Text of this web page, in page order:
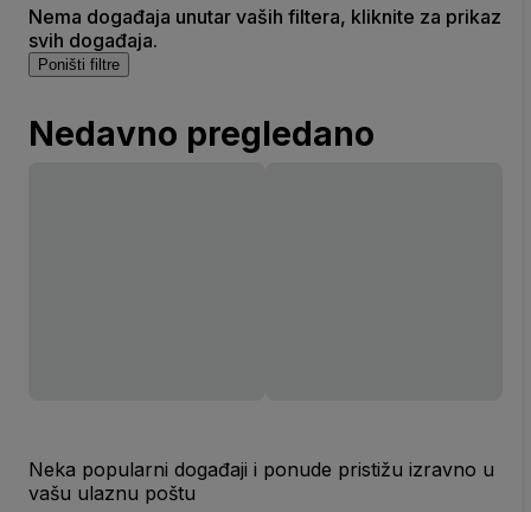
Nema događaja unutar vaših filtera, kliknite za prikaz
svih događaja.
Poništi filtre
Nedavno pregledano
Neka popularni događaji i ponude pristižu izravno u
vašu ulaznu poštu